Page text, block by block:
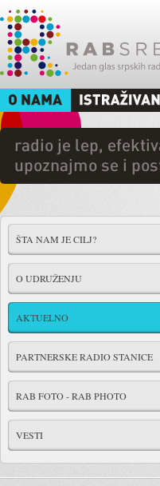
ŠTA NAM JE CILJ?
O UDRUŽENJU
AKTUELNO
PARTNERSKE RADIO STANICE
RAB FOTO - RAB PHOTO
VESTI